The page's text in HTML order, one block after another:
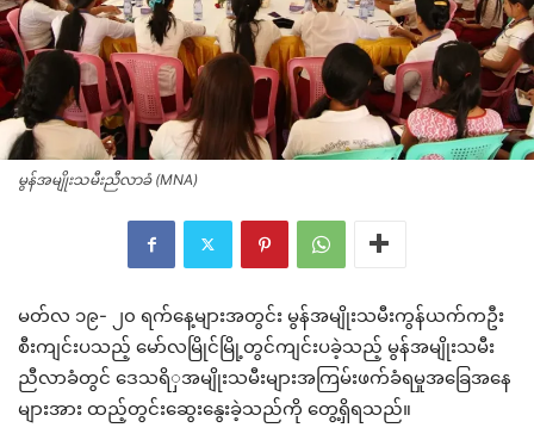
မွန်အမျိုးသမီးညီလာခံ (MNA)
မတ်လ ၁၉- ၂၀ ရက်နေ့များအတွင်း မွန်အမျိုးသမီးကွန်ယက်ကဦး
စီးကျင်းပသည့် မော်လမြိုင်မြို့တွင်ကျင်းပခဲ့သည့် မွန်အမျိုးသမီး
ညီလာခံတွင် ဒေသရိှအမျိုးသမီးများအကြမ်းဖက်ခံရမှုအခြေအနေ
များအား ထည့်တွင်းဆွေးနွေးခဲ့သည်ကို တွေ့ရှိရသည်။